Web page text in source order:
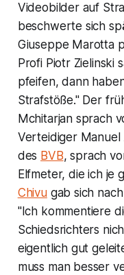
Videobilder auf
beschwerte sich
Giuseppe Marotta
Profi Piotr Zielinski
pfeifen, dann
Strafstöße." Der
Mchitarjan sprach
Verteidiger Manuel
des BVB, sprach
Elfmeter, die ich je
Chivugab sich
"Ich kommentiere
Schiedsrichters
eigentlich gut
muss man besser